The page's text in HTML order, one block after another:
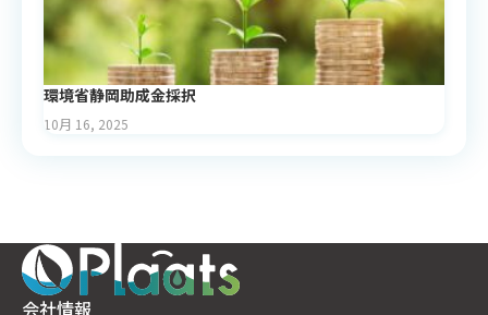
環境省静岡助成金採択
10月 16, 2025
会社情報